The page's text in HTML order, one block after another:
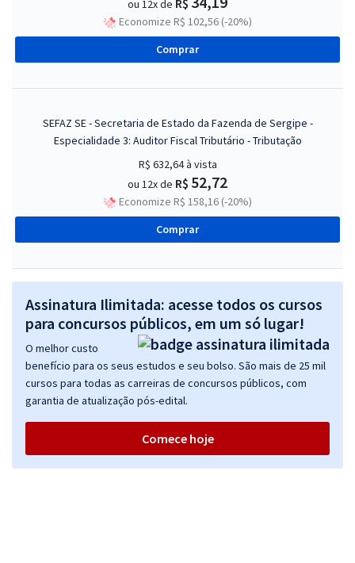
ou 12x de R$
Economize R$ 102,56 (-20%)
Comprar
SEFAZ SE - Secretaria de Estado da Fazenda de Sergipe -
Especialidade 3: Auditor Fiscal Tributário - Tributação
R$ 632,64à vista
ou 12x de R$ 52,72
Economize R$ 158,16 (-20%)
Comprar
Assinatura Ilimitada: acesse todos os cursos
para concursos públicos, em um só lugar!
O melhor custo
benefício para os seus estudos e seu bolso. São mais de 25 mil
cursos para todas as carreiras de concursos públicos, com
garantia de atualização pós-edital.
Comece hoje